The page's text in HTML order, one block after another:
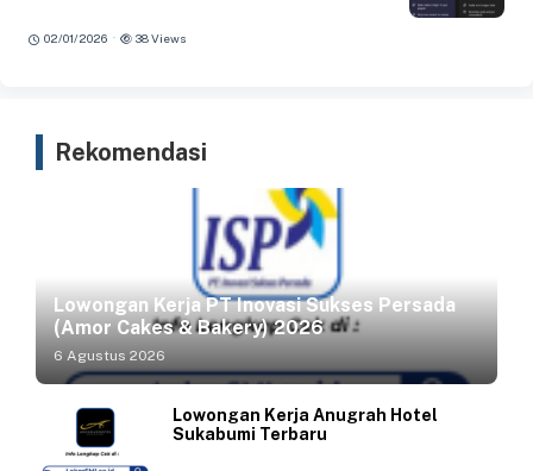
02/01/2026 · 38 Views
Rekomendasi
Lowongan Kerja PT Inovasi Sukses Persada
(Amor Cakes & Bakery) 2026
6 Agustus 2026
Lowongan Kerja Anugrah Hotel
Sukabumi Terbaru